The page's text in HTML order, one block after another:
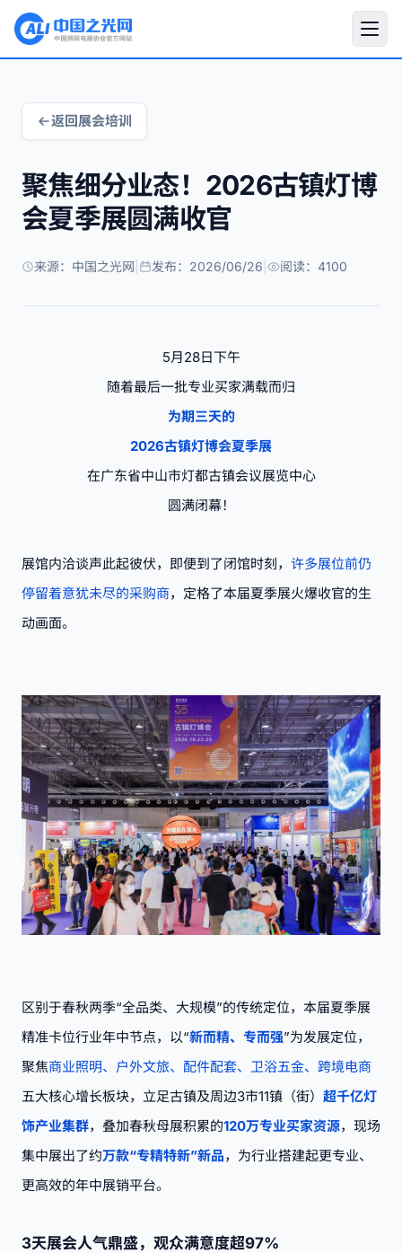
返回展会培训
聚焦细分业态！2026古镇灯博
会夏季展圆满收官
来源：中国之光网 发布：2026/06/26 阅读：4100
5月28日下午
随着最后一批专业买家满载而归
为期三天的
2026古镇灯博会夏季展
在广东省中山市灯都古镇会议展览中心
圆满闭幕！
展馆内洽谈声此起彼伏，即便到了闭馆时刻， 许多展位前仍
停留着意犹未尽的采购商，定格了本届夏季展火爆收官的生
动画面。
区别于春秋两季“全品类、大规模”的传统定位，本届夏季展
精准卡位行业年中节点，以“新而精、专而强”为发展定位，
聚焦商业照明、户外文旅、配件配套、卫浴五金、跨境电商
五大核心增长板块，立足古镇及周边3市11镇（街） 超千亿灯
饰产业集群，叠加春秋母展积累的120万专业买家资源，现场
集中展出了约万款“专精特新”新品，为行业搭建起更专业、
更高效的年中展销平台。
3天展会人气鼎盛，观众满意度超97%